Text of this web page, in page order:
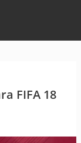
FIFA 18